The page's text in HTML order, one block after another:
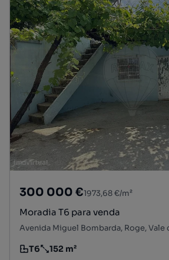
300 000 €1973,68 €/m²
Moradia T6 para venda
Avenida Miguel Bombarda, Roge, Vale
Tipologia
T6
Preço por metro quadrado
152 m²